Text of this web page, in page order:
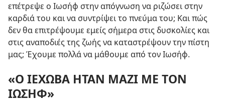
επέτρεψε ο Ιωσήφ στην απόγνωση να ριζώσει στην
καρδιά του και να συντρίψει το πνεύμα του; Και πώς
δεν θα επιτρέψουμε εμείς σήμερα στις δυσκολίες και
στις αναποδιές της ζωής να καταστρέψουν την πίστη
μας; Έχουμε πολλά να μάθουμε από τον Ιωσήφ.
«Ο ΙΕΧΩΒΑ ΗΤΑΝ ΜΑΖΙ ΜΕ ΤΟΝ
ΙΩΣΗΦ»